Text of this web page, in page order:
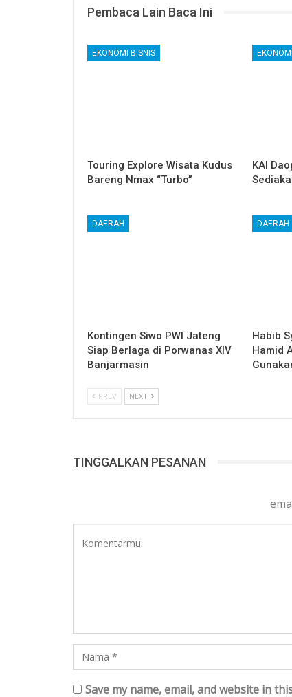
Pembaca Lain Baca Ini
EKONOMI BISNIS
Touring Explore Wisata Kudus
Bareng Nmax “Turbo”
KAI
DAERAH
Kontingen Siwo PWI Jateng
Siap Berlaga di Porwanas XIV
Banjarmasin
DAERAH
Habib
Hamid
PREV NEXT
TINGGALKAN PESANAN
Save my name, email, and website in